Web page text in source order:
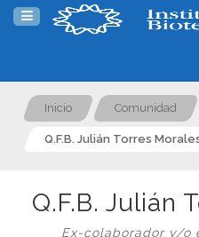
Inicio Comunidad
Q.F.B. Julián Torres
Q.F.B. Julián
Ex-colaborador y/o